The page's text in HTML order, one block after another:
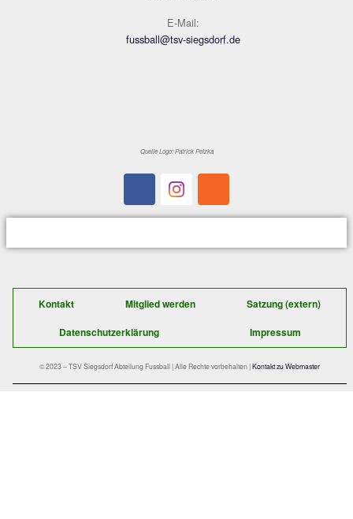
nachzulegen, dies gelang ihm aber
Minute. Michi Huber über links passte zu Paul
noch jungen Saison einfahren und damit auch
Neucoach Helmut Felber einen gelungenen
bescherte.